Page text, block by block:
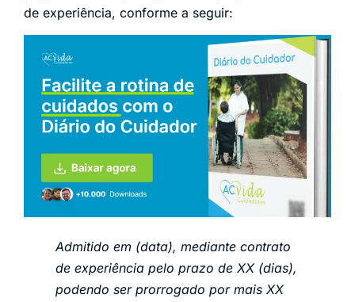
de experiência, conforme a seguir:
Admitido em (data), mediante contrato
de experiência pelo prazo de XX (dias),
podendo ser prorrogado por mais XX